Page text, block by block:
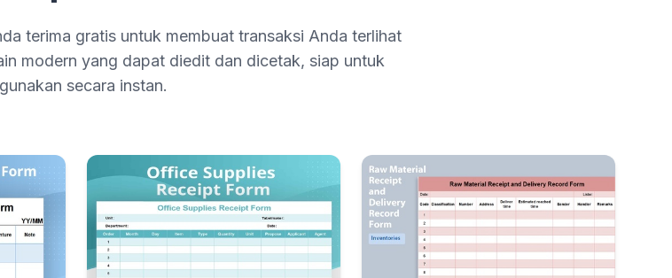
terima gratis untuk membuat transaksi Anda terlihat
modern yang dapat diedit dan dicetak, siap untuk
secara instan.